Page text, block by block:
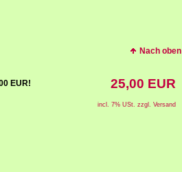
Nach oben
EUR! 25,00 EUR
incl. 7% USt. zzgl. Versand